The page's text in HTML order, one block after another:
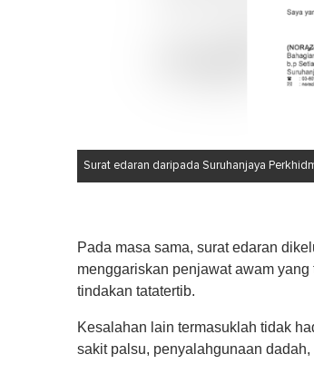
Surat edaran daripada Suruhanjaya
Pada masa sama, surat edaran
menggariskan penjawat awam
tindakan tatatertib.
Kesalahan lain termasuklah tidak
sakit palsu, penyalahgunaan